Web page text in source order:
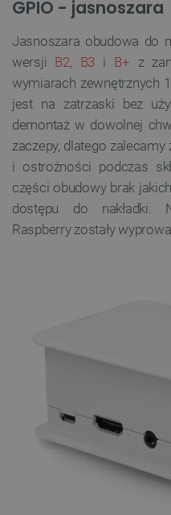
GPIO - jasnoszara
Jasnoszara obudowa do
wersji B2, B3 i B+ z
wymiarach zewnętrznych
jest na zatrzaski bez
demontaż w dowolnej
zaczepy, dlatego
i ostrożności podczas
części obudowy brak
dostępu do nakładki.
Raspberry zostały